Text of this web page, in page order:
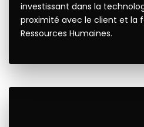
investissant dans la
proximité avec le client et la
Ressources Humaines.